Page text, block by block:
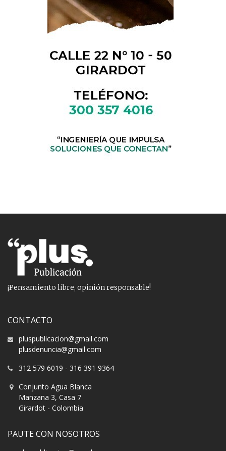
¡Pensamiento libre, opinión responsable!
CONTACTO
pluspublicacion@gmail.com
plusdenuncia@gmail.com
312 579 6019 - 316 391 9364
Conjunto Agua Blanca
Manzana 3, Casa 7
Girardot - Colombia
PAUTE CON NOSOTROS